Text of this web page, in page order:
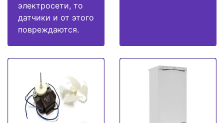
электросети, то
датчики и от этого
повреждаются.